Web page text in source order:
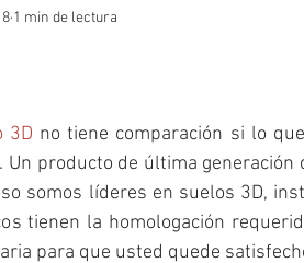
1 min de lectura
3D no tiene comparación si lo
Un producto de última
somos líderes en suelos 3D,
tienen la homologación
para que usted quede